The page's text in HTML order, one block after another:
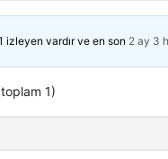
izleyen vardır ve en son 2 ay 3
1)